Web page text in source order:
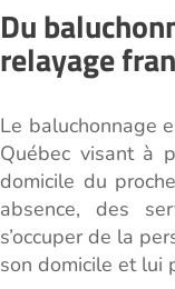
Du
relayage
Le baluchonnage
Québec visant à
domicile du
absence, des
s’occuper de la
son domicile et lui